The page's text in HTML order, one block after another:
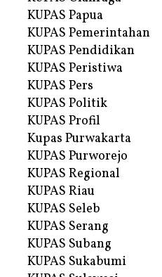
KUPAS Papua
KUPAS Pemerintahan
KUPAS Pendidikan
KUPAS Peristiwa
KUPAS Pers
KUPAS Politik
KUPAS Profil
Kupas Purwakarta
KUPAS Purworejo
KUPAS Regional
KUPAS Riau
KUPAS Seleb
KUPAS Serang
KUPAS Subang
KUPAS Sukabumi